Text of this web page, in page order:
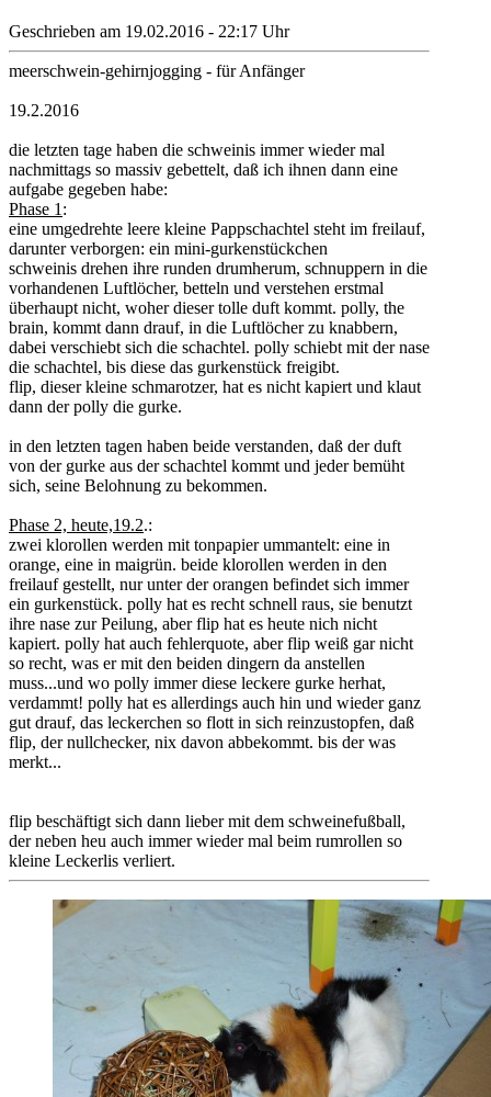
Geschrieben am 19.02.2016 - 22:17 Uhr
meerschwein-gehirnjogging - für Anfänger
19.2.2016
die letzten tage haben die schweinis immer wieder mal
nachmittags so massiv gebettelt, daß ich ihnen dann eine
aufgabe gegeben habe:
Phase 1 :
eine umgedrehte leere kleine Pappschachtel steht im freilauf,
darunter verborgen: ein mini-gurkenstückchen
schweinis drehen ihre runden drumherum, schnuppern in die
vorhandenen Luftlöcher, betteln und verstehen erstmal
überhaupt nicht, woher dieser tolle duft kommt. polly, the
brain, kommt dann drauf, in die Luftlöcher zu knabbern,
dabei verschiebt sich die schachtel. polly schiebt mit der nase
die schachtel, bis diese das gurkenstück freigibt.
flip, dieser kleine schmarotzer, hat es nicht kapiert und klaut
dann der polly die gurke.
in den letzten tagen haben beide verstanden, daß der duft
von der gurke aus der schachtel kommt und jeder bemüht
sich, seine Belohnung zu bekommen.
Phase 2, heute,19.2.:
zwei klorollen werden mit tonpapier ummantelt: eine in
orange, eine in maigrün. beide klorollen werden in den
freilauf gestellt, nur unter der orangen befindet sich immer
ein gurkenstück. polly hat es recht schnell raus, sie benutzt
ihre nase zur Peilung, aber flip hat es heute nich nicht
kapiert. polly hat auch fehlerquote, aber flip weiß gar nicht
so recht, was er mit den beiden dingern da anstellen
muss...und wo polly immer diese leckere gurke herhat,
verdammt! polly hat es allerdings auch hin und wieder ganz
gut drauf, das leckerchen so flott in sich reinzustopfen, daß
flip, der nullchecker, nix davon abbekommt. bis der was
merkt...
flip beschäftigt sich dann lieber mit dem schweinefußball,
der neben heu auch immer wieder mal beim rumrollen so
kleine Leckerlis verliert.